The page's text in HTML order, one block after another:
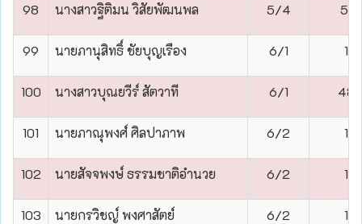
98 นางสาวฐิติมน วิสัยพัฒนพล 5/4 51
99 นายภานุสิทธิ์ ชัยบุญเรือง 6/1 1
100 นางสาวบุณยวีร์ สัตวาที 6/1 48
101 นายภาณุพงศ์ ศิลปาภาพ 6/2 1
102 นายสัจจพงษ์ ธรรมชาติอำนวย 6/2 1
103 นายกรวิชญ์ พงศาสัตย์ 6/2 1